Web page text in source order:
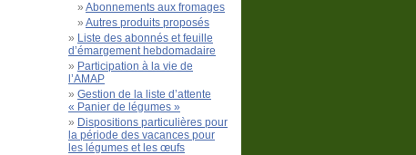
Abonnements aux fromages
Autres produits proposés
Liste des abonnés et feuille
d’émargement hebdomadaire
Participation à la vie de
l’AMAP
Gestion de la liste d’attente
« Panier de légumes »
Dispositions particulières pour
la période des vacances pour
les légumes et les œufs